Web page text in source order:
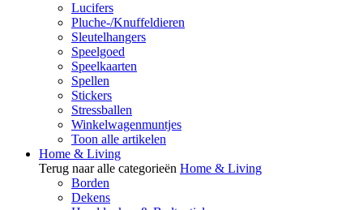
Lucifers
Pluche-/Knuffeldieren
Sleutelhangers
Speelgoed
Speelkaarten
Spellen
Stickers
Stressballen
Winkelwagenmuntjes
Toon alle artikelen
Home & Living
Terug naar alle categorieën Home & Living
Borden
Dekens